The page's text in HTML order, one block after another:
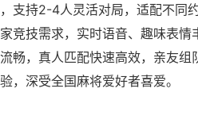
支持2-4人灵活对局，适配不同
竞技需求，实时语音、趣味表
畅，真人匹配快速高效，亲友
，深受全国麻将爱好者喜爱。